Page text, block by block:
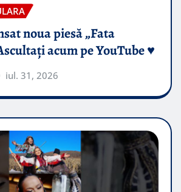
noua piesă „Fata
acum pe YouTube ♥️
iul. 31, 2026